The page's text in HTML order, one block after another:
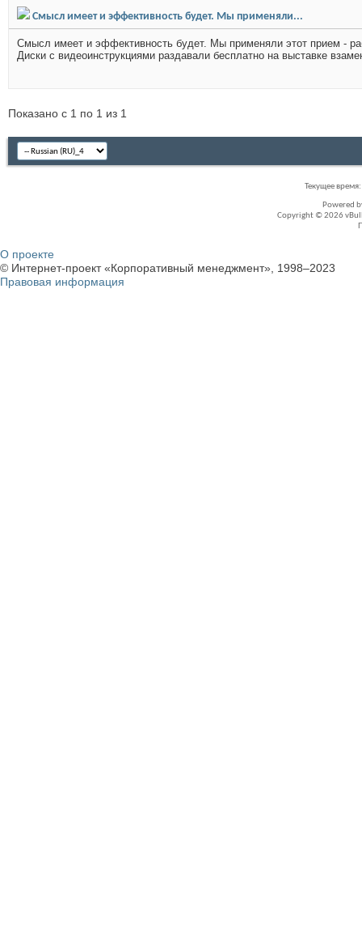
Смысл имеет и эффективность будет. Мы применяли...
Смысл имеет и эффективность будет. Мы применяли этот прием -
Диски с видеоинструкциями раздавали бесплатно на выставке
Показано с 1 по 1 из 1
Текущее время:
Powered
Copyright © 2026
О проекте
© Интернет-проект «Корпоративный менеджмент», 1998–2023
Правовая информация